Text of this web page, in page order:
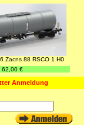
Zacns 88 RSCO 1 H0
62,00 €
Anmeldung